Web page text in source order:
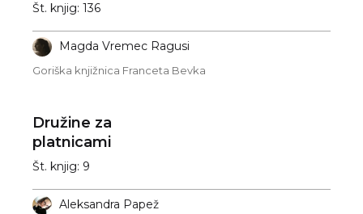
Št. knjig: 136
Magda Vremec Ragusi
Goriška knjižnica Franceta Bevka
Družine za
platnicami
Št. knjig: 9
Aleksandra Papež